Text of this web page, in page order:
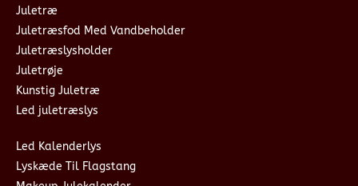
Juletræ
Juletræsfod Med Vandbeholder
Juletræslysholder
Juletrøje
Kunstig Juletræ
Led juletræslys
Led Kalenderlys
Lyskæde Til Flagstang